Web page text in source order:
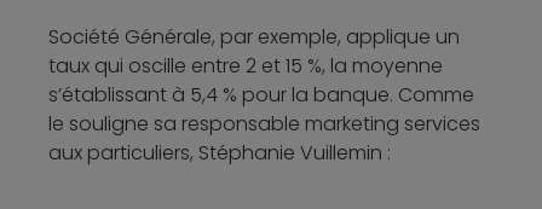
Société Générale, par exemple, applique un
taux qui oscille entre 2 et 15 %, la moyenne
s’établissant à 5,4 % pour la banque. Comme
le souligne sa responsable marketing services
aux particuliers, Stéphanie Vuillemin :